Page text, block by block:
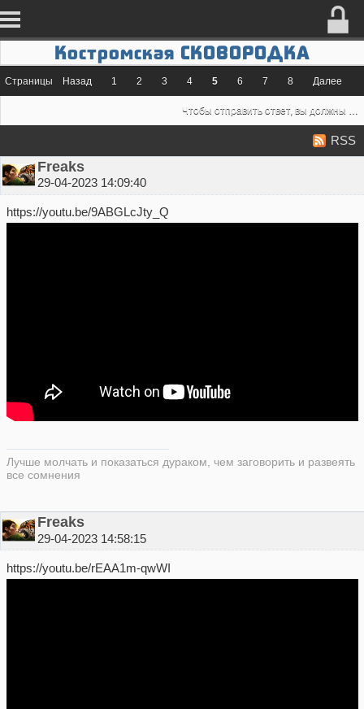
Костромская СКОВОРОДКА
Страницы Назад 1 2 3 4 5 6 7 8 Далее
RSS
Freaks
29-04-2023 14:09:40
https://youtu.be/9ABGLcJty_Q
Лучше молчать и показаться дураком, чем заговорить и развеять
все сомнения
Freaks
29-04-2023 14:58:15
https://youtu.be/rEAA1m-qwWI